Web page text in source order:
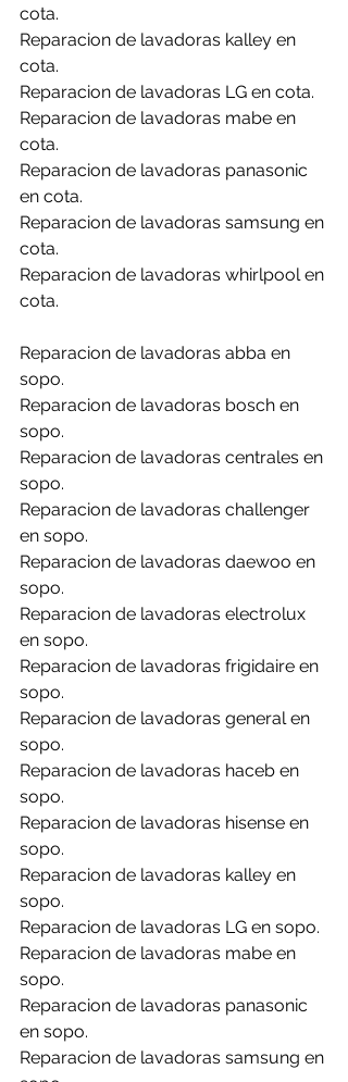
cota.
Reparacion de lavadoras kalley en
cota.
Reparacion de lavadoras LG en cota.
Reparacion de lavadoras mabe en
cota.
Reparacion de lavadoras panasonic
en cota.
Reparacion de lavadoras samsung en
cota.
Reparacion de lavadoras whirlpool en
cota.
Reparacion de lavadoras abba en
sopo.
Reparacion de lavadoras bosch en
sopo.
Reparacion de lavadoras centrales en
sopo.
Reparacion de lavadoras challenger
en sopo.
Reparacion de lavadoras daewoo en
sopo.
Reparacion de lavadoras electrolux
en sopo.
Reparacion de lavadoras frigidaire en
sopo.
Reparacion de lavadoras general en
sopo.
Reparacion de lavadoras haceb en
sopo.
Reparacion de lavadoras hisense en
sopo.
Reparacion de lavadoras kalley en
sopo.
Reparacion de lavadoras LG en sopo.
Reparacion de lavadoras mabe en
sopo.
Reparacion de lavadoras panasonic
en sopo.
Reparacion de lavadoras samsung en